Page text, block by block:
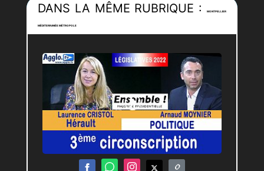
DANS LA MÊME RUBRIQUE : MONTPELLIER
MÉDITERRANÉE MÉTROPOLE